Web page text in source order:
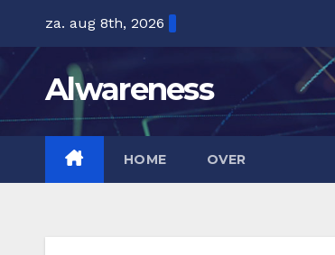
inhoud
za. aug 8th, 2026
Alwareness
HOME OVER